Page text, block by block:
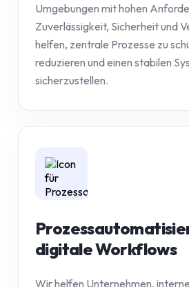
Umgebungen mit hohen
Zuverlässigkeit, Sicherheit und
helfen, zentrale Prozesse zu
reduzieren und einen stabilen
sicherzustellen.
digitale Workflows
Wir helfen Unternehmen,